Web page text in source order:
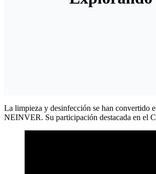
La limpieza y desinfección se han convertido
NEINVER. Su participación destacada en el